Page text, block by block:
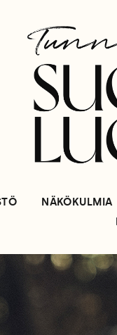
NÄKÖKULMIA